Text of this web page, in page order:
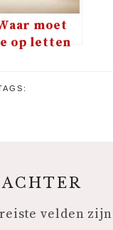
moet
op letten
velden zijn